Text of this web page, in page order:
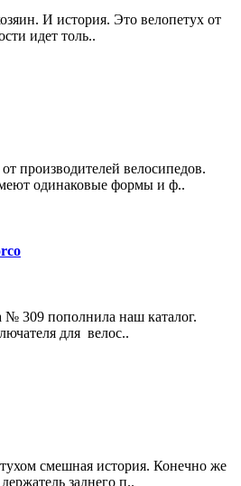
И история. Это велопетух от
идет толь..
производителей велосипедов.
одинаковые формы и ф..
№ 309 пополнила наш каталог.
для велос..
смешная история. Конечно же
заднего п..